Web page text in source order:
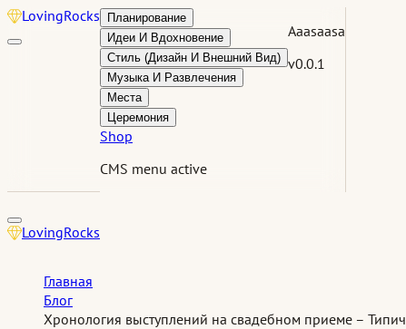
LovingRocks
Планирование
Идеи И Вдохновение
Стиль (Дизайн И Внешний Вид)
Музыка И Развлечения
Места
Церемония
Shop
CMS menu active
Aaasaasa
v0.0.1
LovingRocks
Главная
Блог
Хронология выступлений на свадебном приеме –